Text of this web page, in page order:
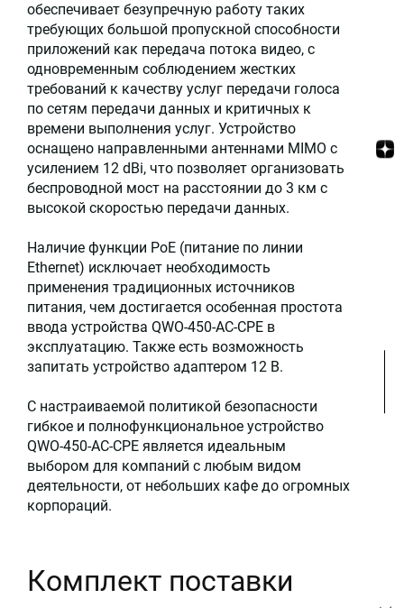
обеспечивает безупречную работу таких
требующих большой пропускной способности
приложений как передача потока видео, с
одновременным соблюдением жестких
требований к качеству услуг передачи голоса
по сетям передачи данных и критичных к
времени выполнения услуг. Устройство
оснащено направленными антеннами MIMO с
усилением 12 dBi, что позволяет организовать
беспроводной мост на расстоянии до 3 км с
высокой скоростью передачи данных.
Наличие функции PoE (питание по линии
Ethernet) исключает необходимость
применения традиционных источников
питания, чем достигается особенная простота
ввода устройства QWO-450-AC-CPE в
эксплуатацию. Также есть возможность
запитать устройство адаптером 12 В.
С настраиваемой политикой безопасности
гибкое и полнофункциональное устройство
QWO-450-AC-CPE является идеальным
выбором для компаний с любым видом
деятельности, от небольших кафе до огромных
корпораций.
Комплект поставки